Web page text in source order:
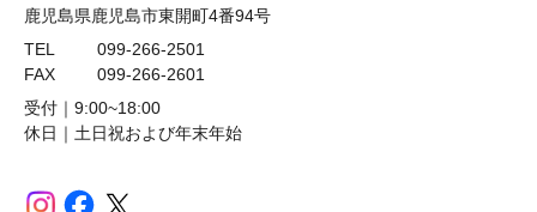
鹿児島県鹿児島市東開町4番94号
TEL
099-266-2501
FAX
099-266-2601
受付｜9:00~18:00
休日｜土日祝および年末年始